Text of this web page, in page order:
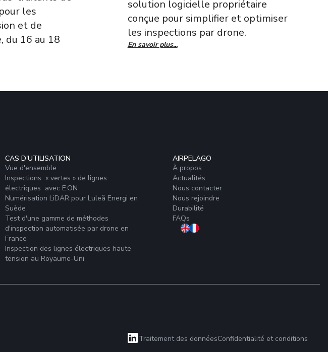
les
et de
du 16 au 18
solution logicielle propriétaire
conçue pour simplifier et optimiser
les inspections par drone.
En savoir plus...
CAS D'UTILISATION
Vue d'ensemble
Inspections « vertes » de lignes
électriques avec E.ON
Numérisation LiDAR pour Luleå Energi en
Suède
Test d'une gamme de méthodes
d'inspection automatisée par drone en
France
Inspection des lignes électriques haute
tension au Royaume-Uni
AIRPELAGO
À propos
Actualités
Nous contacter
Nous rejoindre
Durabilité
FAQs
Traitement des donnéesConfidentialité et conditions